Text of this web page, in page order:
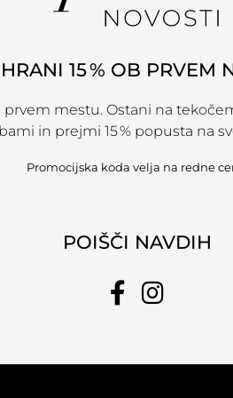
15 % OB PRVEM
prvem mestu. Ostani na
in prejmi 15 % popusta na
Promocijska koda velja na redne
POIŠČI NAVDIH